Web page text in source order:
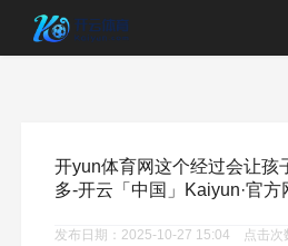
开yun体育网这个经过会让孩
多-开云「中国」Kaiyun·官方
发布日期：2025-10-27 15:04 点击次